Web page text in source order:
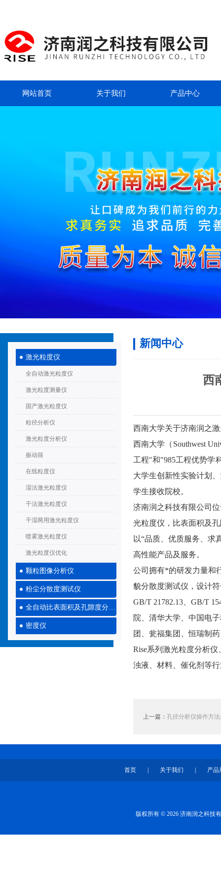
网站首页 关于我们 产品中心
激光粒度仪
全自动激光粒度仪
激光粒度测量仪
国产激光粒度仪
粒径分析仪
激光粒度分析仪
振动筛
在线粒度仪
湿法激光粒度仪
干法激光粒度仪
干湿两用激光粒度仪
喷雾激光粒度仪
激光粒度仪优化
颗粒图像分析仪
粉尘分散度测试仪
全自动比表面积及孔隙度分析仪
密度仪
新闻中心
西
西南大学关于济南润之
西南大学（Southwest
工程"和"985工程优势学
大学生创新性实验计划
学生接收院校。
济南润之科技有限公司
光粒度仪，比表面积及
以“品质、优质服务、求
高性能产品及服务。
公司拥有*的研发力量和
貌分散度测试仪，设计符
GB/T 21782.13、GB/T
院、清华大学、中国电
团、瓮福集团、恒瑞制
Rise系列激光粒度分析
浊液、材料、催化剂等
上一篇： 孔径分析仪操作方
首页 关于我们 产品
版权所有 © 2026 济南润之科技